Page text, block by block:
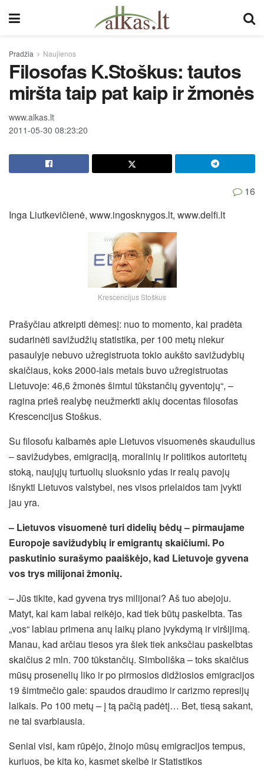
Pradžia Naujienos
Filosofas K.Stoškus: tautos
miršta taip pat kaip ir žmonės
www.alkas.lt
2011-05-30 08:23:20
16
Inga Liutkevičienė, www.ingosknygos.lt, www.delfi.lt
Krescencijus Stoškus
Prašyčiau atkreipti dėmesį: nuo to momento, kai pradėta
sudarinėti savižudžių statistika, per 100 metų niekur
pasaulyje nebuvo užregistruota tokio aukšto savižudybių
skaičiaus, koks 2000-iais metais buvo užregistruotas
Lietuvoje: 46,6 žmonės šimtui tūkstančių gyventojų“, –
ragina prieš realybę neužmerkti akių docentas filosofas
Krescencijus Stoškus.
Su filosofu kalbamės apie Lietuvos visuomenės skaudulius
–savižudybes, emigraciją, moralinių ir politikos autoritetų
stoką, naujųjų turtuolių sluoksnio ydas ir realų pavojų
išnykti Lietuvos valstybei, nes visos prielaidos tam įvykti
jau yra.
– Lietuvos visuomenė turi didelių bėdų – pirmaujame
Europoje savižudybių ir emigrantų skaičiumi. Po
paskutinio surašymo paaiškėjo, kad Lietuvoje gyvena
vos trys milijonai žmonių.
– Jūs tikite, kad gyvena trys milijonai? Aš tuo abejoju.
Matyt, kai kam labai reikėjo, kad tiek būtų paskelbta. Tas
„vos“ labiau primena anų laikų plano įvykdymą ir viršijimą.
Manau, kad arčiau tiesos yra šiek tiek anksčiau paskelbtas
skaičius 2 mln. 700 tūkstančių. Simboliška – toks skaičius
mūsų prosenelių liko ir po pirmosios didžiosios emigracijos
19 šimtmečio gale: spaudos draudimo ir carizmo represijų
laikais. Po 100 metų – į tą pačią padėtį… Bet, tiesą sakant,
ne tai svarbiausia.
Seniai visi, kam rūpėjo, žinojo mūsų emigracijos tempus,
kuriuos, be kita ko, kasmet skelbė ir Statistikos